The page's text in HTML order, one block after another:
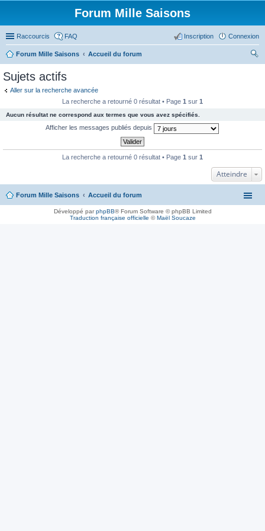
Forum Mille Saisons
Raccourcis FAQ Connexion
Inscription
Forum Mille Saisons
Accueil du forum
Sujets actifs
Aller sur la recherche avancée
La recherche a retourné 0 résultat • Page 1 sur 1
Aucun résultat ne correspond aux termes que vous avez spécifiés.
Afficher les messages publiés depuis
La recherche a retourné 0 résultat • Page 1 sur 1
Atteindre
Forum Mille Saisons Accueil du forum
Développé parphpBB® Forum Software © phpBB Limited
Traduction française officielle ©Maël Soucaze